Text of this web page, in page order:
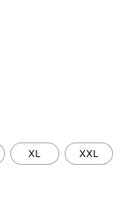
XL XXL